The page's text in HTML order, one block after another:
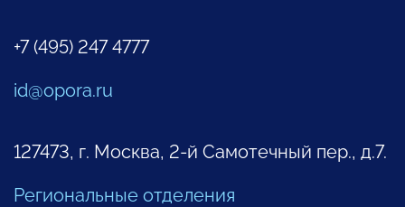
+7 (495) 247 4777
id@opora.ru
127473, г. Москва, 2-й Самотечный пер., д.7.
Региональные отделения